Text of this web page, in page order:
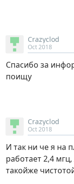
Crazyclod
Oct 2018
Спасибо за
поищу
Crazyclod
Oct 2018
И так ни че я на
работает 2,4
такойже